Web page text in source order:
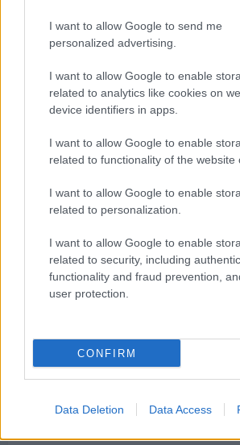
I want to allow Google to send me
personalized advertising.
I want to allow Google to enable
related to analytics like cookies on
device identifiers in apps.
I want to allow Google to enable
related to functionality of the website
I want to allow Google to enable
related to personalization.
I want to allow Google to enable
related to security, including
functionality and fraud prevention,
user protection.
CONFIRM
Data Deletion Data Access
A hozzászólások avonatkozó jogszabályok
tartalomnak minősülnek, értük aszolgáltatás
semmilyen felelősséget nem vállal, azokat nem
adatvédelmi tájékoztatóban.
Ajánlott bejegyzések